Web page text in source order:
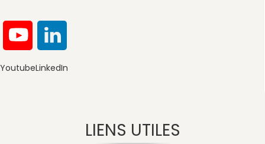
YoutubeLinkedIn
LIENS UTILES